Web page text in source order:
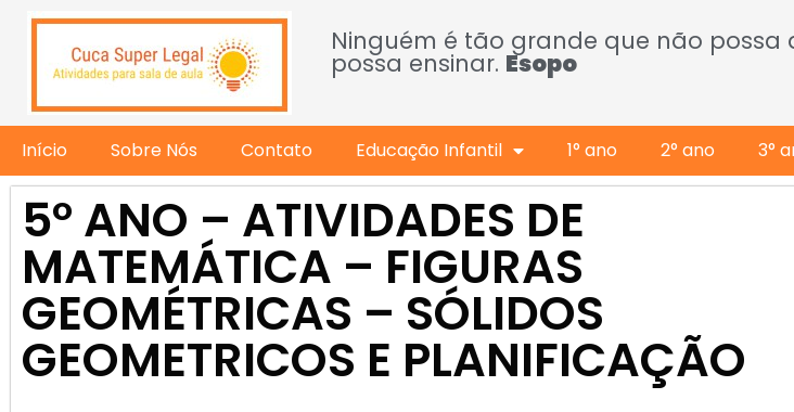
Ninguém é tão grande que não
possa ensinar. Esopo
Início Sobre Nós Contato Educação Infantil 1° ano 2° ano 3°
5º ANO – ATIVIDADES DE
MATEMÁTICA – FIGURAS
GEOMÉTRICAS – SÓLIDOS
GEOMETRICOS E PLANIFICAÇÃO